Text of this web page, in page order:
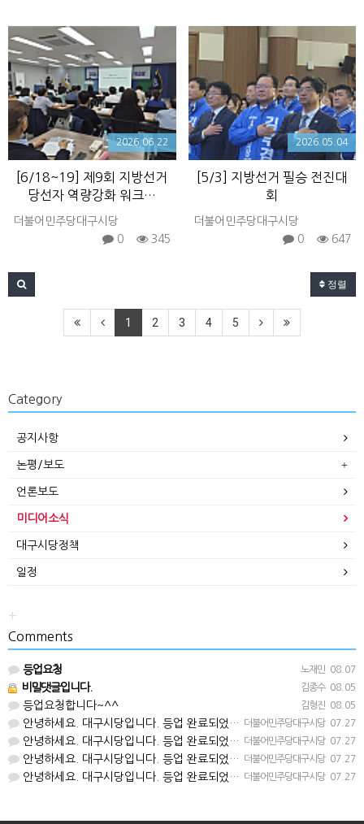
2026.06.22
[6/18~19] 제9회 지방선거
당선자 역량강화 워크…
더불어민주당대구시당
0
345
2026.05.04
[5/3] 지방선거 필승 전진대
회
더불어민주당대구시당
0
647
정렬
1 2 3 4 5
Category
공지사항
논평/보도
언론보도
미디어소식
대구시당정책
일정
+
Comments
노재민 08.07
등업요청
김종수 08.05
비밀댓글입니다.
김형진 08.05
등업요청합니다~^^
더불어민주당대구시당 07.27
안녕하세요. 대구시당입니다. 등업 완료되었습니다^^
더불어민주당대구시당 07.27
안녕하세요. 대구시당입니다. 등업 완료되었습니다^^
더불어민주당대구시당 07.27
안녕하세요. 대구시당입니다. 등업 완료되었습니다^^
더불어민주당대구시당 07.27
안녕하세요. 대구시당입니다. 등업 완료되었습니다^^